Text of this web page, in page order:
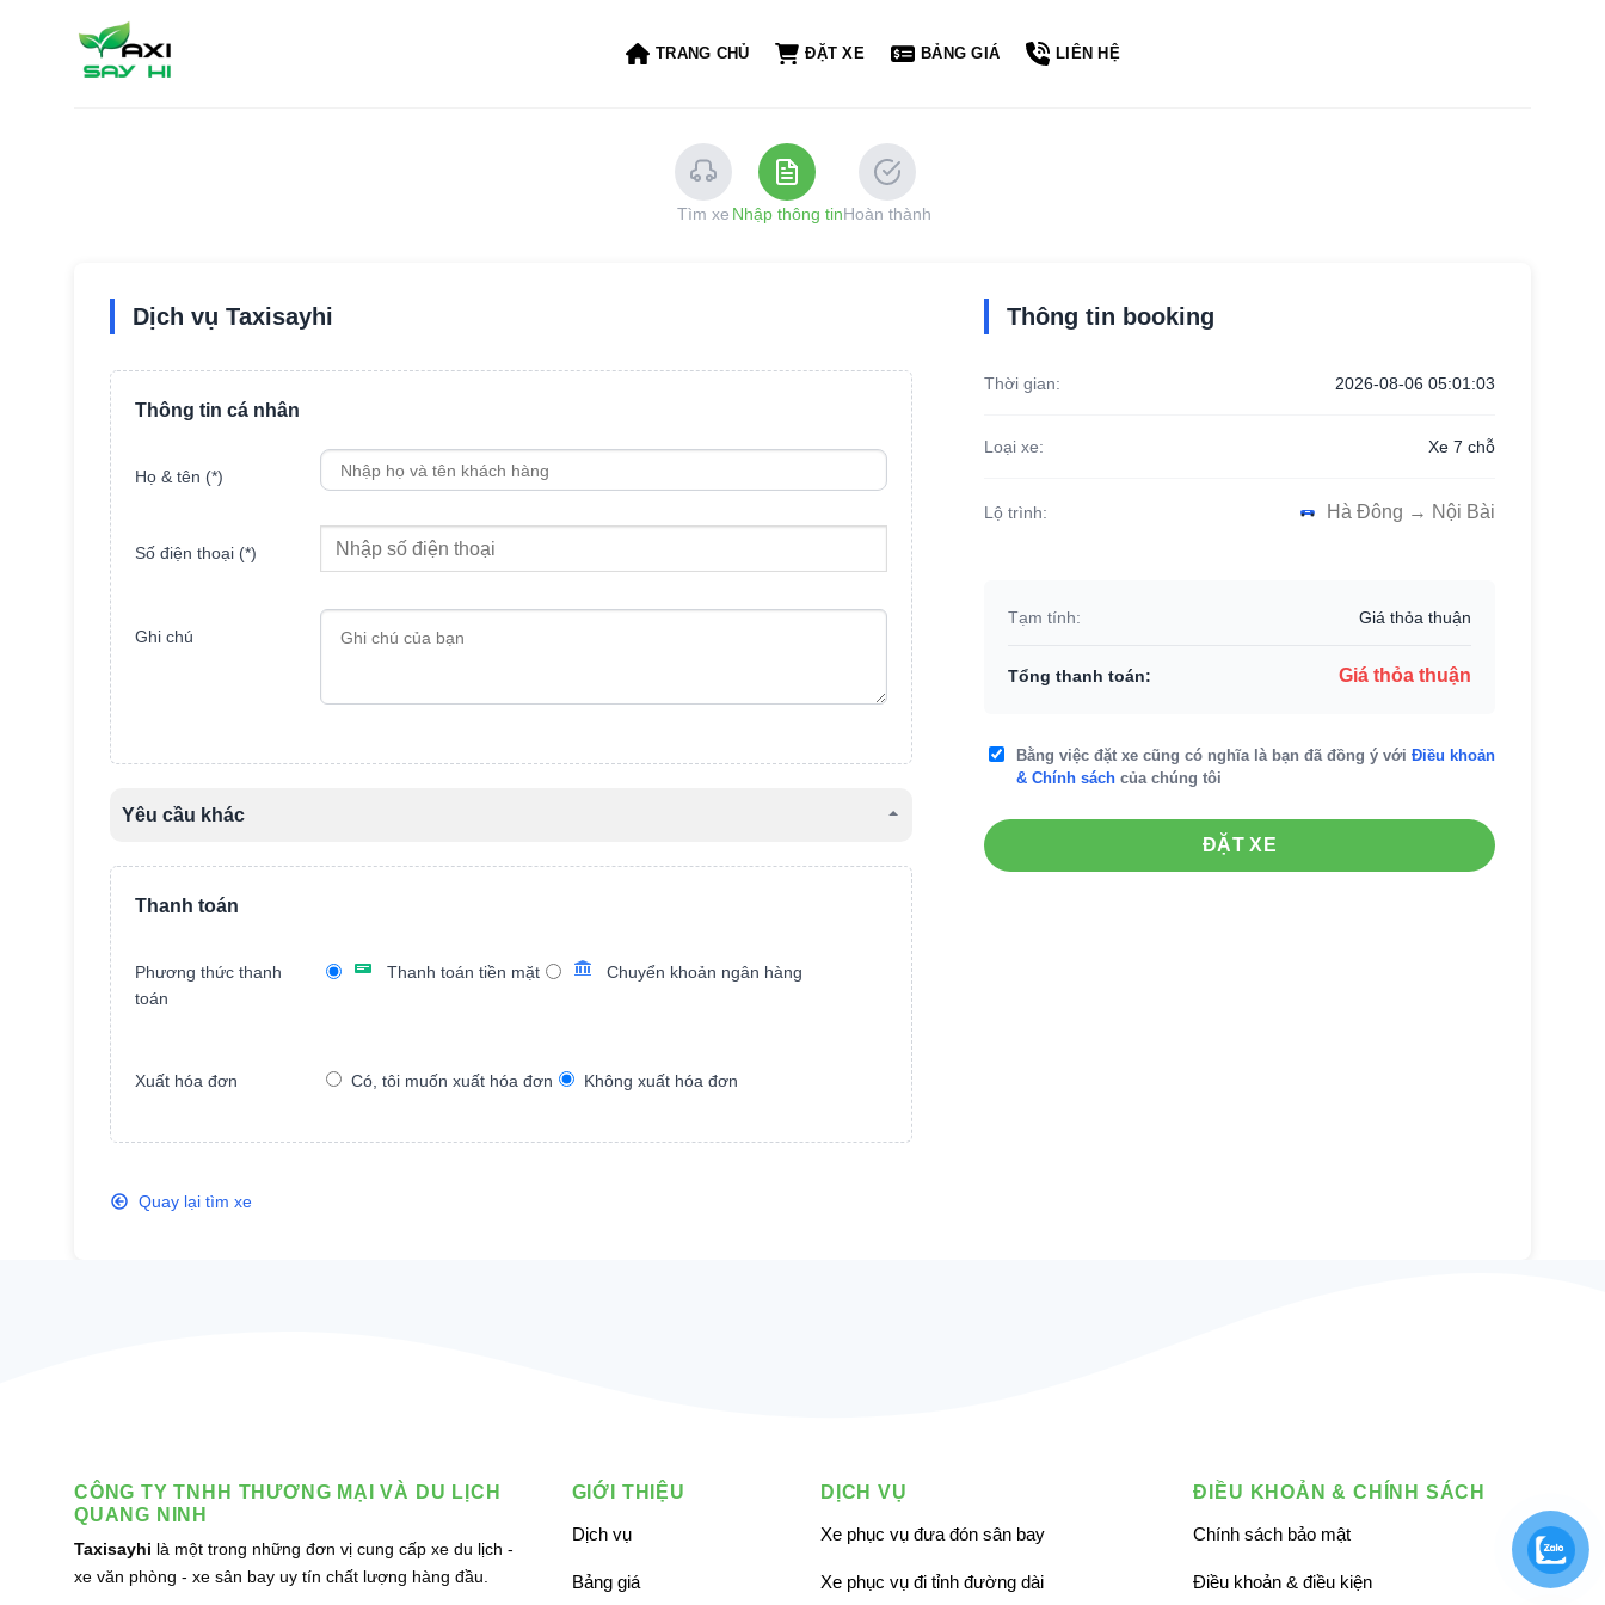
TRANG CHỦ ĐẶT XE BẢNG GIÁ LIÊN HỆ
Tìm xe Nhập thông tinHoàn thành
Dịch vụ Taxisayhi
Thông tin cá nhân
Họ & tên (*)
Số điện thoại (*)
Ghi chú
Yêu cầu khác
Tên xe
Màu xe
Năm sản xuất
Thanh toán
Phương thức thanh
toán
Thanh toán tiền mặt Chuyển khoản ngân hàng
Số tài khoản: 100879795676
Xuất hóa đơn Có, tôi muốn xuất hóa đơn Không xuất hóa đơn
Quay lại tìm xe
Thông tin booking
Thời gian: 2026-08-06 05:01:03
Loại xe: Xe 7 chỗ
Lộ trình: Hà Đông → Nội Bài
Tạm tính: Giá thỏa thuận
Tổng thanh toán: Giá thỏa thuận
Bằng việc đặt xe cũng có nghĩa là bạn đã đồng ý với Điều khoản
& Chính sách của chúng tôi
ĐẶT XE
CÔNG TY TNHH THƯƠNG MẠI VÀ DU LỊCH
QUANG NINH
Taxisayhi là một trong những đơn vị cung cấp xe du lịch -
xe văn phòng - xe sân bay uy tín chất lượng hàng đầu.
GIỚI THIỆU
Dịch vụ
Bảng giá
DỊCH VỤ
Xe phục vụ đưa đón sân bay
Xe phục vụ đi tỉnh đường dài
ĐIỀU KHOẢN & CHÍNH SÁCH
Chính sách bảo mật
Điều khoản & điều kiện